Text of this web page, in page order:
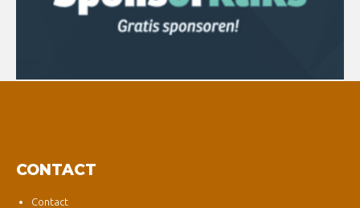
CONTACT
Contact